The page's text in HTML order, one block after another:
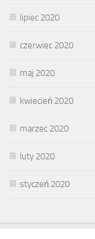
lipiec 2020
czerwiec 2020
maj 2020
kwiecień 2020
marzec 2020
luty 2020
styczeń 2020